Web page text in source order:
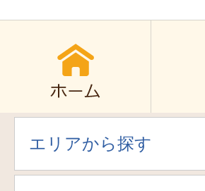
エリアから探す